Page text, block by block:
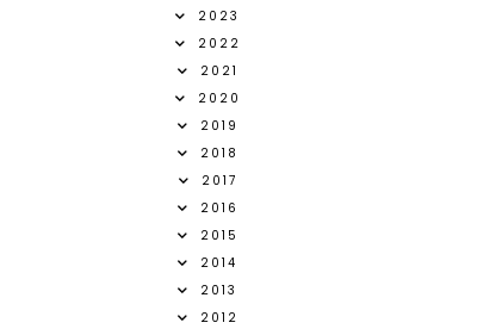
2023
2022
2021
2020
2019
2018
2017
2016
2015
2014
2013
2012